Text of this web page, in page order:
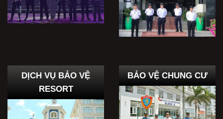
DỊCH VỤ BẢO VỆ
RESORT
BẢO VỆ CHUNG CƯ